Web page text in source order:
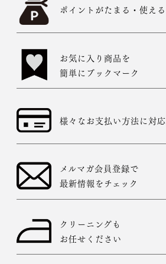
ポイントがたまる・使える
お気に入り商品を
簡単にブックマーク
様々なお支払い方法に対応
メルマガ会員登録で
最新情報をチェック
クリーニングも
お任せください